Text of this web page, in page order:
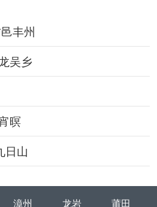
烟雨金溪 古邑丰州
吴乡
暝
日山
漳州 龙岩 莆田